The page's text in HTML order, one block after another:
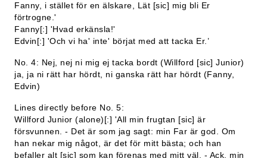
Fanny, i stället för en älskare, Lät [sic] mig bli Er
förtrogne.'
Fanny[:] 'Hvad erkänsla!'
Edvin[:] 'Och vi ha' inte' börjat med att tacka Er.’
No. 4: Nej, nej ni mig ej tacka bordt (Willford [sic] Junior)
ja, ja ni rätt har hördt, ni ganska rätt har hördt (Fanny,
Edvin)
Lines directly before No. 5:
Willford Junior (alone)[:] 'All min frugtan [sic] är
försvunnen. - Det är som jag sagt: min Far är god. Om
han nekar mig något, är det för mitt bästa; och han
befaller alt [sic] som kan förenas med mitt väl. - Ack, min